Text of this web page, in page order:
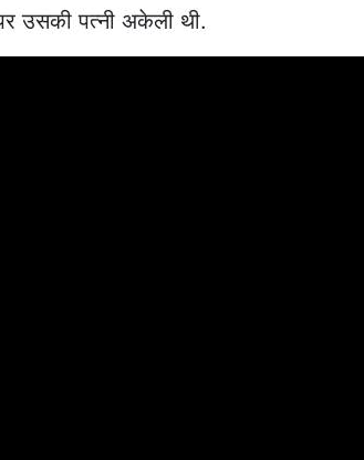
उसकी पत्नी अकेली थी.